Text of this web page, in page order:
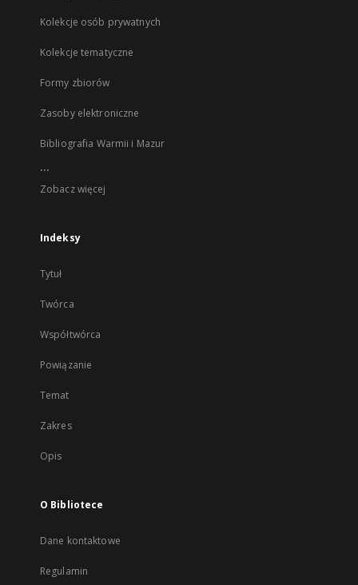
Kolekcje osób prywatnych
Kolekcje tematyczne
Formy zbiorów
Zasoby elektroniczne
Bibliografia Warmii i Mazur
...
Zobacz więcej
Indeksy
Tytuł
Twórca
Współtwórca
Powiązanie
Temat
Zakres
Opis
O Bibliotece
Dane kontaktowe
Regulamin